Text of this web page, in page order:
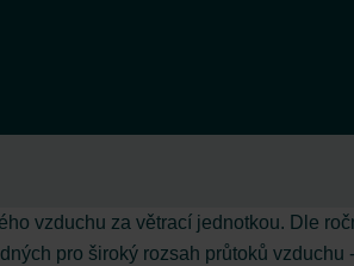
vzduchu za větrací jednotkou. Dle
pro široký rozsah průtoků